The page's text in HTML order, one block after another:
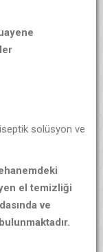
solüsyon ve
el temizliği
ve